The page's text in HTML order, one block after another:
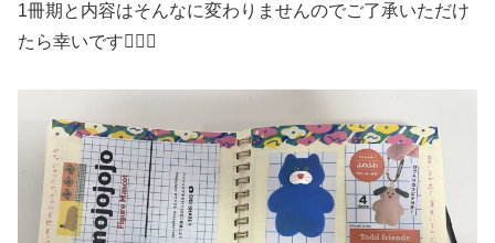
1冊期と内容はそんなに変わりませんのでご了承いただけ
たら幸いです🙇🏻‍♀️